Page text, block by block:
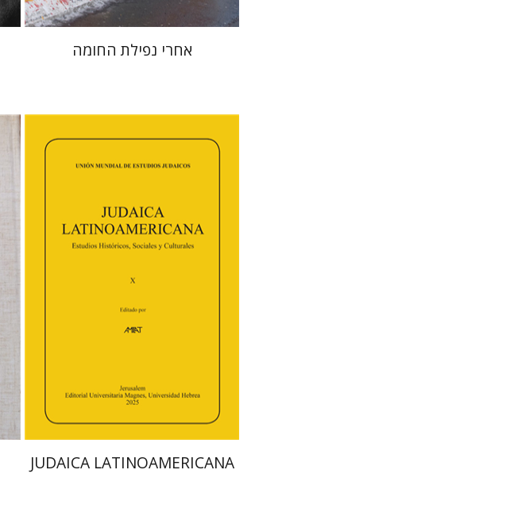
אחרי נפילת החומה
פלורינדה פ. גולדברג.
פולט
קרשונוביץ שוסטר
דבי רויטמן אפרים זדוף
$53
$48
JUDAICA LATINOAMERICANA